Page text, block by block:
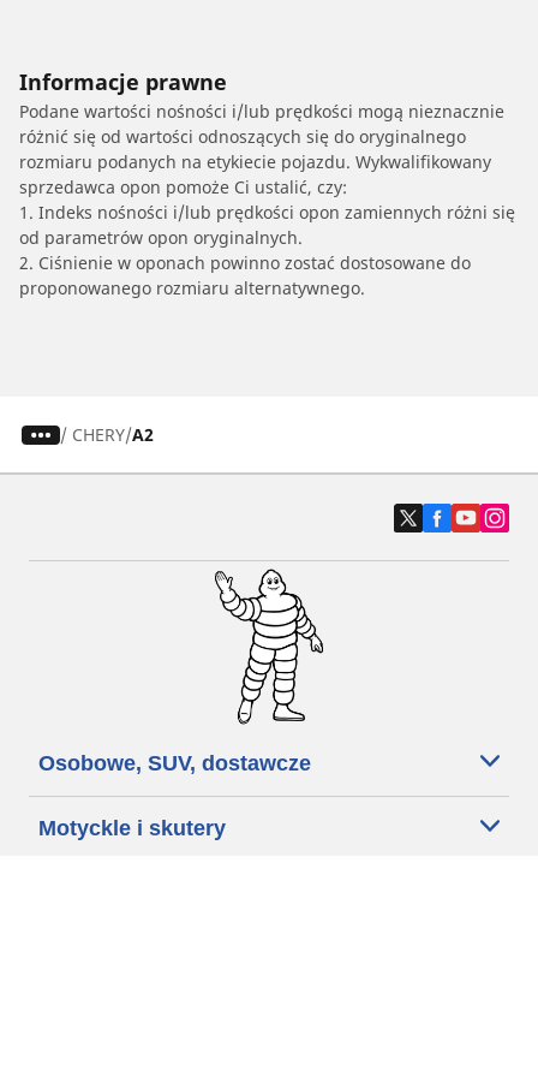
Informacje prawne
Podane wartości nośności i/lub prędkości mogą nieznacznie
różnić się od wartości odnoszących się do oryginalnego
rozmiaru podanych na etykiecie pojazdu. Wykwalifikowany
sprzedawca opon pomoże Ci ustalić, czy:
1. Indeks nośności i/lub prędkości opon zamiennych różni się
od parametrów opon oryginalnych.
2. Ciśnienie w oponach powinno zostać dostosowane do
proponowanego rozmiaru alternatywnego.
/ CHERY A2
Osobowe, SUV, dostawcze
Motyckle i skutery